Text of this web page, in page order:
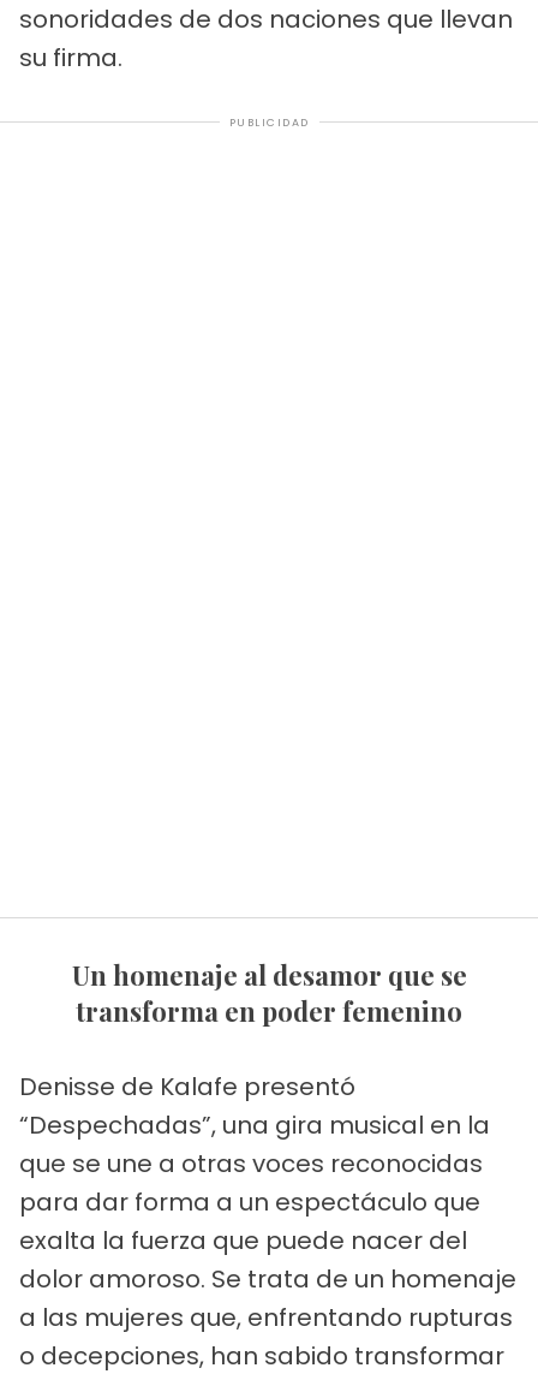
sonoridades de dos naciones que llevan
su firma.
PUBLICIDAD
Un homenaje al desamor que se
transforma en poder femenino
Denisse de Kalafe presentó
“Despechadas”, una gira musical en la
que se une a otras voces reconocidas
para dar forma a un espectáculo que
exalta la fuerza que puede nacer del
dolor amoroso. Se trata de un homenaje
a las mujeres que, enfrentando rupturas
o decepciones, han sabido transformar